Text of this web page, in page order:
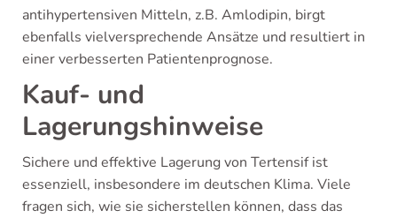
antihypertensiven Mitteln, z.B. Amlodipin, birgt
ebenfalls vielversprechende Ansätze und resultiert in
einer verbesserten Patientenprognose.
Kauf- und
Lagerungshinweise
Sichere und effektive Lagerung von Tertensif ist
essenziell, insbesondere im deutschen Klima. Viele
fragen sich, wie sie sicherstellen können, dass das